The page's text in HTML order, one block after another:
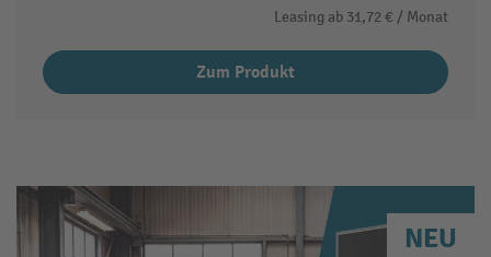
Leasing ab 31,72 € / Monat
Zum Produkt
NEU